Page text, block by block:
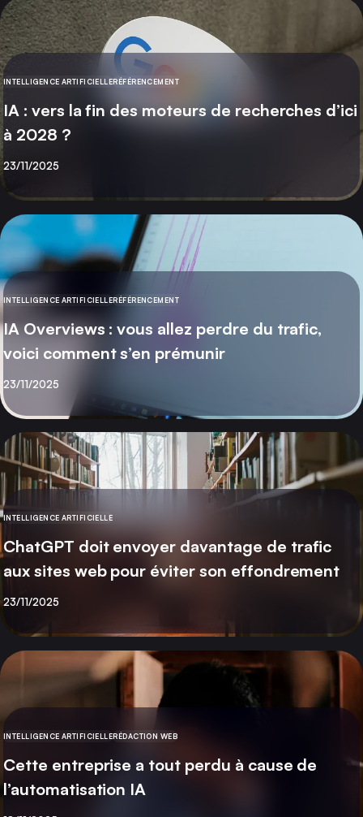
CATÉGORIE
INTELLIGENCE ARTIFICIELLERÉFÉRENCEMENT
IA : vers la fin des moteurs de recherches d’ici
à 2028 ?
Publié
23/11/2025
CATÉGORIE
INTELLIGENCE ARTIFICIELLERÉFÉRENCEMENT
IA Overviews : vous allez perdre du trafic,
voici comment s’en prémunir
Publié
23/11/2025
CATÉGORIE
INTELLIGENCE ARTIFICIELLE
ChatGPT doit envoyer davantage de trafic
aux sites web pour éviter son effondrement
Publié
23/11/2025
CATÉGORIE
INTELLIGENCE ARTIFICIELLERÉDACTION WEB
Cette entreprise a tout perdu à cause de
l’automatisation IA